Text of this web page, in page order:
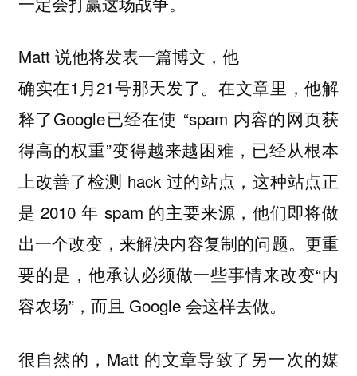
Matt 说他将发表一篇博文，他
确实在1月21号那天发了。在文章里，他解
释了Google已经在使 “spam 内容的网页获
得高的权重”变得越来越困难，已经从根本
上改善了检测 hack 过的站点，这种站点正
是 2010 年 spam 的主要来源，他们即将做
出一个改变，来解决内容复制的问题。更重
要的是，他承认必须做一些事情来改变“内
容农场”，而且 Google 会这样去做。
很自然的，Matt 的文章导致了另一次的媒